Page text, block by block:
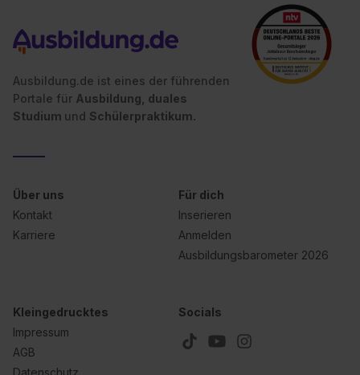
Ausbildung.de ist eines der führenden
Portale für Ausbildung, duales
Studium und Schülerpraktikum.
Über uns
Kontakt
Karriere
Für dich
Inserieren
Anmelden
Ausbildungsbarometer 2026
Kleingedrucktes
Impressum
AGB
Datenschutz
Socials